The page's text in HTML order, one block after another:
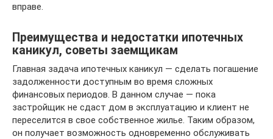
вправе.
Преимущества и недостатки ипотечных
каникул, советы заемщикам
Главная задача ипотечных каникул — сделать погашение
задолженности доступным во время сложных
финансовых периодов. В данном случае — пока
застройщик не сдаст дом в эксплуатацию и клиент не
переселится в свое собственное жилье. Таким образом,
он получает возможность одновременно обслуживать